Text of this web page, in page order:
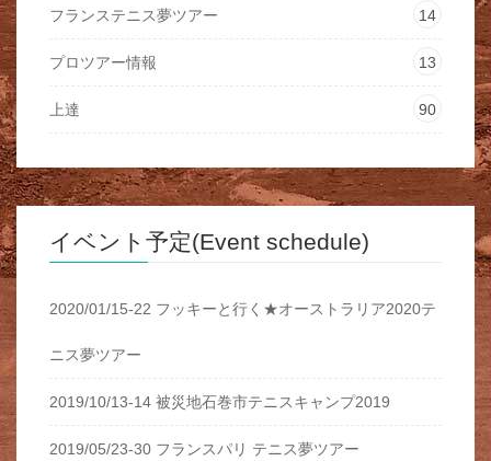
フランステニス夢ツアー 14
プロツアー情報 13
上達 90
イベント予定(Event schedule)
2020/01/15-22 フッキーと行く★オーストラリア2020テ
ニス夢ツアー
2019/10/13-14 被災地石巻市テニスキャンプ2019
2019/05/23-30 フランスパリ テニス夢ツアー